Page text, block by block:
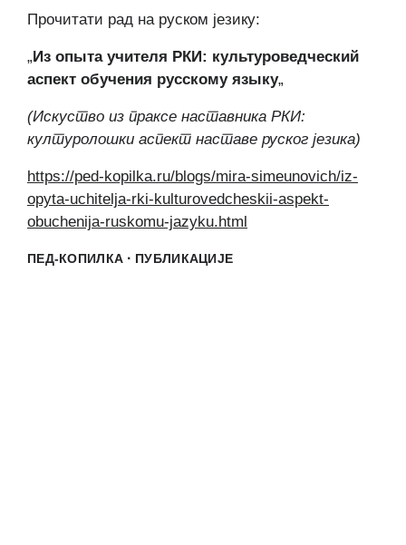
Прочитати рад на руском језику:
„Из опыта учителя РКИ: культуроведческий
аспект обучения русскому языку„
(Искуство из праксе наставника РКИ:
културолошки аспект наставе руског језика)
https://ped-kopilka.ru/blogs/mira-simeunovich/iz-
opyta-uchitelja-rki-kulturovedcheskii-aspekt-
obuchenija-ruskomu-jazyku.html
ПЕД-КОПИЛКА · ПУБЛИКАЦИЈЕ